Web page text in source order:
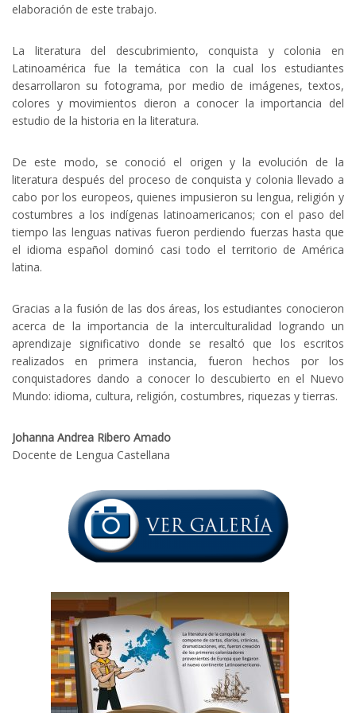
elaboración de este trabajo.
La literatura del descubrimiento, conquista y colonia en
Latinoamérica fue la temática con la cual los estudiantes
desarrollaron su fotograma, por medio de imágenes, textos,
colores y movimientos dieron a conocer la importancia del
estudio de la historia en la literatura.
De este modo, se conoció el origen y la evolución de la
literatura después del proceso de conquista y colonia llevado a
cabo por los europeos, quienes impusieron su lengua, religión y
costumbres a los indígenas latinoamericanos; con el paso del
tiempo las lenguas nativas fueron perdiendo fuerzas hasta que
el idioma español dominó casi todo el territorio de América
latina.
Gracias a la fusión de las dos áreas, los estudiantes conocieron
acerca de la importancia de la interculturalidad logrando un
aprendizaje significativo donde se resaltó que los escritos
realizados en primera instancia, fueron hechos por los
conquistadores dando a conocer lo descubierto en el Nuevo
Mundo: idioma, cultura, religión, costumbres, riquezas y tierras.
Johanna Andrea Ribero Amado
Docente de Lengua Castellana